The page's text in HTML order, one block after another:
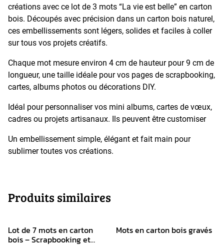
créations avec ce lot de 3 mots “La vie est belle” en carton
bois. Découpés avec précision dans un carton bois naturel,
ces embellissements sont légers, solides et faciles à coller
sur tous vos projets créatifs.
Chaque mot mesure environ 4 cm de hauteur pour 9 cm de
longueur, une taille idéale pour vos pages de scrapbooking,
cartes, albums photos ou décorations DIY.
Idéal pour personnaliser vos mini albums, cartes de vœux,
cadres ou projets artisanaux. Ils peuvent être customiser
Un embellissement simple, élégant et fait main pour
sublimer toutes vos créations.
Produits similaires
Lot de 7 mots en carton
bois – Scrapbooking et
Mots en carton bois gravés